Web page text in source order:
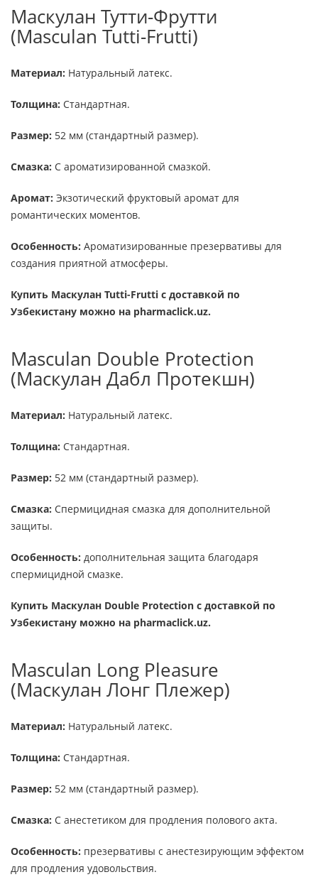
Маскулан Тутти-Фрутти
(Masculan Tutti-Frutti)
Материал: Натуральный латекс.
Толщина: Стандартная.
Размер: 52 мм (стандартный размер).
Смазка: С ароматизированной смазкой.
Аромат: Экзотический фруктовый аромат для
романтических моментов.
Особенность: Ароматизированные презервативы для
создания приятной атмосферы.
Купить Маскулан Tutti-Frutti с доставкой по
Узбекистану можно на pharmaclick.uz.
Masculan Double Protection
(Маскулан Дабл Протекшн)
Материал: Натуральный латекс.
Толщина: Стандартная.
Размер: 52 мм (стандартный размер).
Смазка: Спермицидная смазка для дополнительной
защиты.
Особенность: дополнительная защита благодаря
спермицидной смазке.
Купить Маскулан Double Protection с доставкой по
Узбекистану можно на pharmaclick.uz.
Masculan Long Pleasure
(Маскулан Лонг Плежер)
Материал: Натуральный латекс.
Толщина: Стандартная.
Размер: 52 мм (стандартный размер).
Смазка: С анестетиком для продления полового акта.
Особенность: презервативы с анестезирующим эффектом
для продления удовольствия.